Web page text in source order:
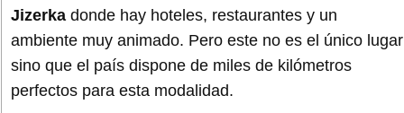
Jizerka donde hay hoteles, restaurantes y un
ambiente muy animado. Pero este no es el único lugar
sino que el país dispone de miles de kilómetros
perfectos para esta modalidad.